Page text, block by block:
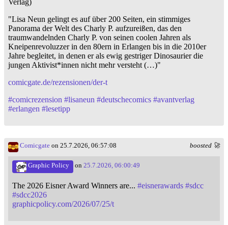
Verlag)
"Lisa Neun gelingt es auf über 200 Seiten, ein stimmiges
Panorama der Welt des Charly P. aufzureißen, das den
traumwandelnden Charly P. von seinen coolen Jahren als
Kneipenrevoluzzer in den 80ern in Erlangen bis in die 2010er
Jahre begleitet, in denen er als ewig gestriger Dinosaurier die
jungen Aktivist*innen nicht mehr versteht (…)"
comicgate.de/rezensionen/der-t
#comicrezension #lisaneun #deutschecomics #avantverlag
#erlangen #lesetipp
boosted 🚀
Comicgate on 25.7.2026, 06:57:08
Graphic Policy on 25.7.2026, 06:00:49
The 2026 Eisner Award Winners are... #eisnerawards #sdcc
#sdcc2026
graphicpolicy.com/2026/07/25/t